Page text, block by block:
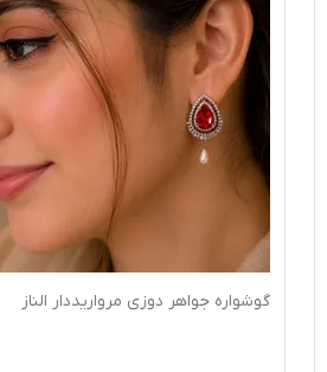
گوشواره جواهر دوزی مرواریددار الناز